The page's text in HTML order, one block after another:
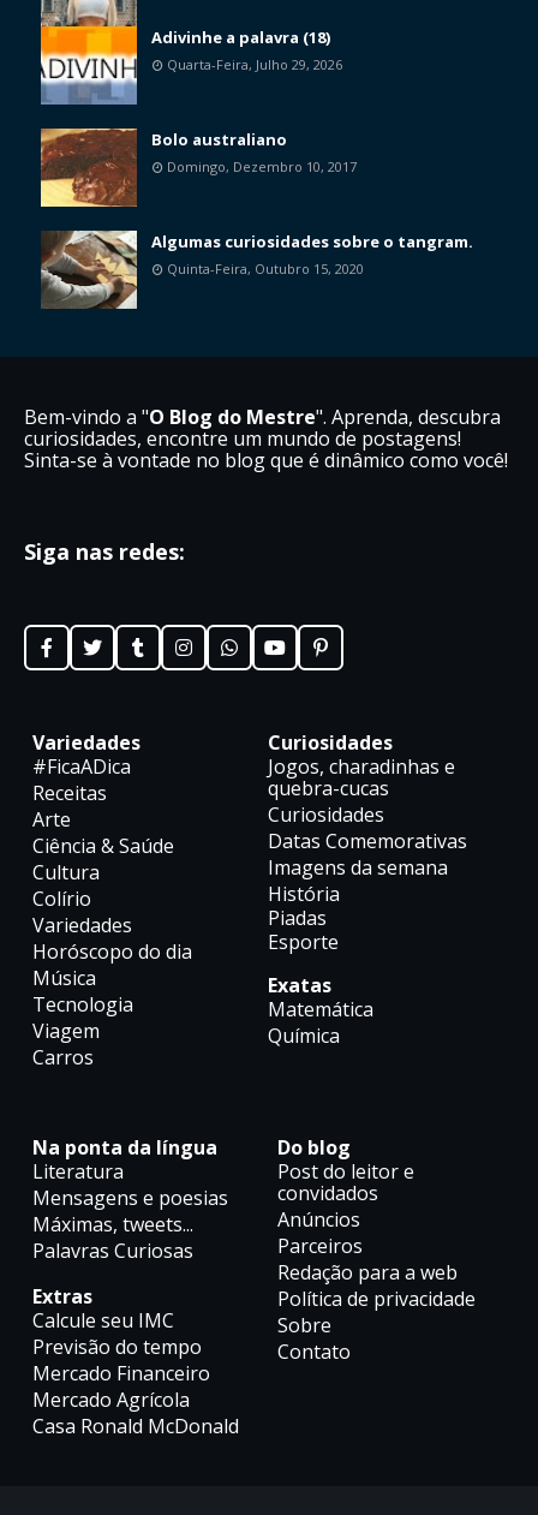
Adivinhe a palavra (18)
Quarta-Feira, Julho 29, 2026
Bolo australiano
Domingo, Dezembro 10, 2017
Algumas curiosidades sobre o tangram.
Quinta-Feira, Outubro 15, 2020
Bem-vindo a "O Blog do Mestre". Aprenda, descubra
curiosidades, encontre um mundo de postagens!
Sinta-se à vontade no blog que é dinâmico como você!
Siga nas redes:
Variedades
#FicaADica
Receitas
Arte
Ciência & Saúde
Cultura
Colírio
Variedades
Horóscopo do dia
Música
Tecnologia
Viagem
Carros
Curiosidades
Jogos, charadinhas e
quebra-cucas
Curiosidades
Datas Comemorativas
Imagens da semana
História
Piadas
Esporte
Exatas
Matemática
Química
Na ponta da língua
Literatura
Mensagens e poesias
Máximas, tweets...
Palavras Curiosas
Extras
Calcule seu IMC
Previsão do tempo
Mercado Financeiro
Mercado Agrícola
Casa Ronald McDonald
Do blog
Post do leitor e
convidados
Anúncios
Parceiros
Redação para a web
Política de privacidade
Sobre
Contato